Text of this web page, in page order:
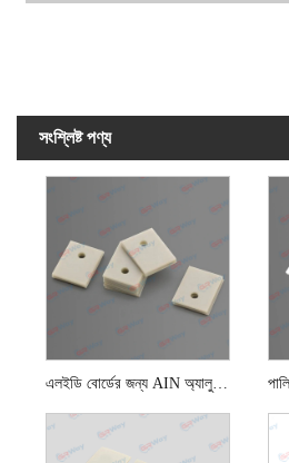
সংশ্লিষ্ট পণ্য
এলইডি বোর্ডের জন্য AIN অ্যালুমিনিয়াম নাইট্রাইড সিরামিক সাবস্ট্রেট